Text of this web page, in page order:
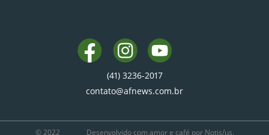
(41) 3236-2017
contato@afnews.com.br
© 2022 Desenvolvido com amor e café por Notis/us.